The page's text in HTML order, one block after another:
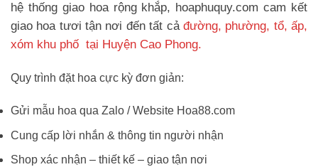
hệ thống giao hoa rộng khắp, hoaphuquy.com cam kết
giao hoa tươi tận nơi đến tất cả đường, phường, tổ, ấp,
xóm khu phố tại Huyện Cao Phong.
Quy trình đặt hoa cực kỳ đơn giản:
Gửi mẫu hoa qua Zalo / Website Hoa88.com
Cung cấp lời nhắn & thông tin người nhận
Shop xác nhận – thiết kế – giao tận nơi